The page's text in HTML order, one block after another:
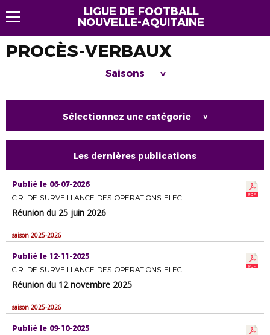
LIGUE DE FOOTBALL
NOUVELLE-AQUITAINE
PROCÈS-VERBAUX
Saisons >
Sélectionnez une catégorie >
Les dernières publications
Publié le 06-07-2026
C.R. DE SURVEILLANCE DES OPERATIONS ELECTORALES
Réunion du 25 juin 2026
saison 2025-2026
Publié le 12-11-2025
C.R. DE SURVEILLANCE DES OPERATIONS ELECTORALES
Réunion du 12 novembre 2025
saison 2025-2026
Publié le 09-10-2025